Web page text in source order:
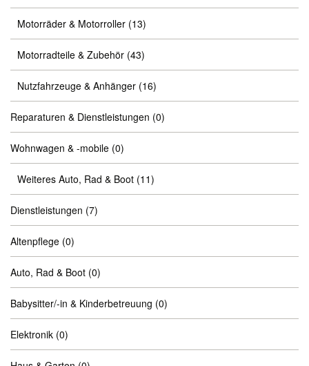
Motorräder & Motorroller (13)
Motorradteile & Zubehör (43)
Nutzfahrzeuge & Anhänger (16)
Reparaturen & Dienstleistungen (0)
Wohnwagen & -mobile (0)
Weiteres Auto, Rad & Boot (11)
Dienstleistungen (7)
Altenpflege (0)
Auto, Rad & Boot (0)
Babysitter/-in & Kinderbetreuung (0)
Elektronik (0)